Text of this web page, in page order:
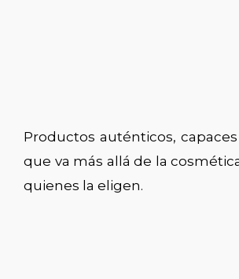
Productos auténticos,
que va más allá de la
quienes la eligen.